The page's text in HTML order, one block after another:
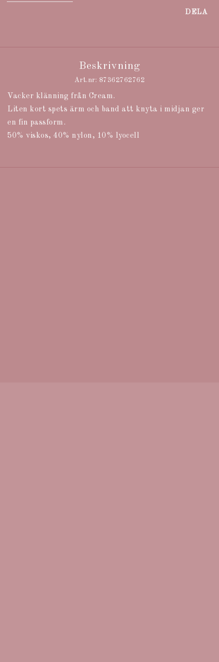
DELA
Beskrivning
Art.nr: 87362762762
Vacker klänning från Cream.
Liten kort spets ärm och band att knyta i midjan ger
en fin passform.
50% viskos, 40% nylon, 10% lyocell